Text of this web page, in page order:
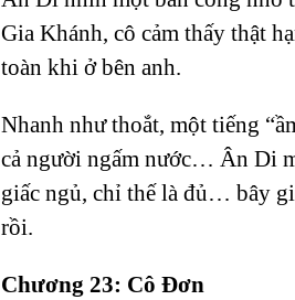
Gia Khánh, cô cảm thấy thật
toàn khi ở bên anh.
Nhanh như thoắt, một tiếng
cả người ngấm nước… Ân Di
giấc ngủ, chỉ thế là đủ… bây
rồi.
Chương 23: Cô Đơn